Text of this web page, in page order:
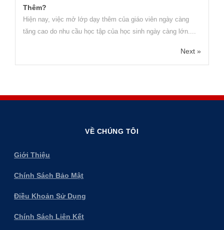
Thêm?
Hiện nay, việc mở lớp dạy thêm của giáo viên ngày càng
tăng cao do nhu cầu học tập của học sinh ngày càng lớn....
Next »
VỀ CHÚNG TÔI
Giới Thiệu
Chính Sách Bảo Mật
Điều Khoản Sử Dụng
Chính Sách Liên Kết